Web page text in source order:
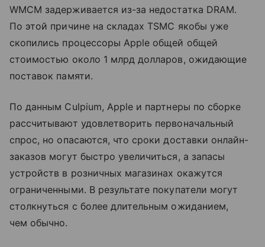
WMCM задерживается из-за недостатка DRAM.
По этой причине на складах TSMC якобы уже
скопились процессоры Apple общей общей
стоимостью около 1 млрд долларов, ожидающие
поставок памяти.
По данным Culpium, Apple и партнеры по сборке
рассчитывают удовлетворить первоначальный
спрос, но опасаются, что сроки доставки онлайн-
заказов могут быстро увеличиться, а запасы
устройств в розничных магазинах окажутся
ограниченными. В результате покупатели могут
столкнуться с более длительным ожиданием,
чем обычно.